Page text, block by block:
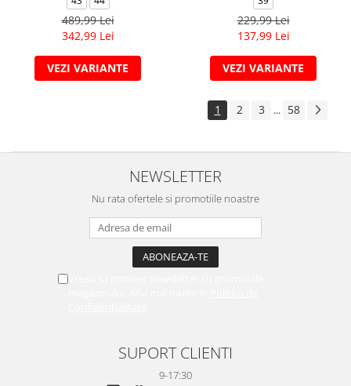
489,99 Lei
342,99 Lei
VEZI VARIANTE
229,99 Lei
137,99 Lei
VEZI VARIANTE
1 2 3 ... 58
NEWSLETTER
Nu rata ofertele si promotiile noastre
SUPORT CLIENTI
9-17:30